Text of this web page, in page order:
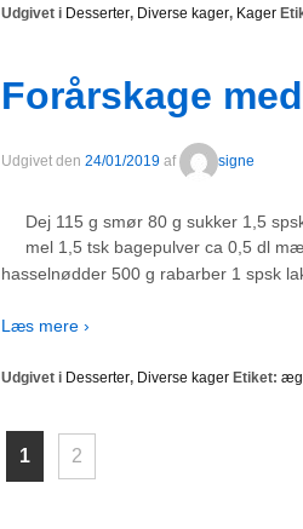
Udgivet i Desserter, Diverse kager, Kager
Forårskage
Udgivet den 24/01/2019 af signe
Dej 115 g smør 80 g sukker 1,5
mel 1,5 tsk bagepulver ca 0,5 dl
hasselnødder 500 g rabarber 1 spsk
Læs mere ›
Udgivet i Desserter, Diverse kager Etiket: æg
Navigation til
1 2